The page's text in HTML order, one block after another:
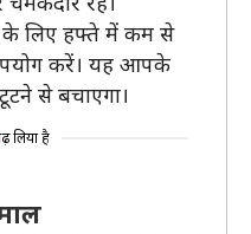
के लिए हफ्ते में कम से
करें। यह आपके
से बचाएगा।
लिया है